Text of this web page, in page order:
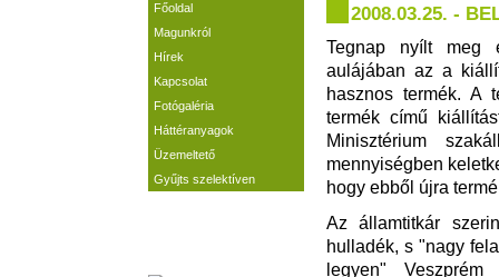
2008.03.25. -
Tegnap nyílt meg
aulájában az a
hasznos termék. A
termék című
Minisztérium
mennyiségben
hogy ebből újra
Az államtitkár
hulladék, s "nagy
legyen"
Főoldal
Magunkról
Hírek
Kapcsolat
Fotógaléria
Háttéranyagok
Üzemeltető
Gyűjts szelektíven